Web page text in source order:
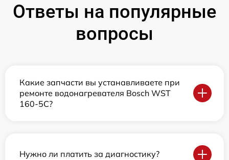
Ответы на популярные
вопросы
Какие запчасти вы устанавливаете при
ремонте водонагревателя Bosch WST
160-5C?
Нужно ли платить за диагностику?